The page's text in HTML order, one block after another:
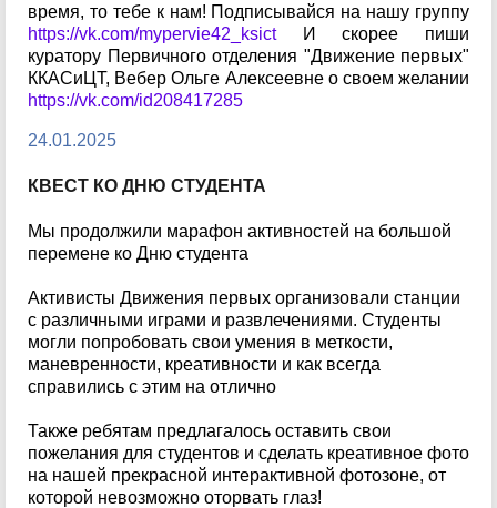
время, то тебе к нам! Подписывайся на нашу группу
https://vk.com/mypervie42_ksictИ скорее пиши
куратору Первичного отделения "Движение первых"
ККАСиЦТ, Вебер Ольге Алексеевне о своем желании
https://vk.com/id208417285
24.01.2025
КВЕСТ КО ДНЮ СТУДЕНТА
Мы продолжили марафон активностей на большой
перемене ко Дню студента
Активисты Движения первых организовали станции
с различными играми и развлечениями. Студенты
могли попробовать свои умения в меткости,
маневренности, креативности и как всегда
справились с этим на отлично
Также ребятам предлагалось оставить свои
пожелания для студентов и сделать креативное фото
на нашей прекрасной интерактивной фотозоне, от
которой невозможно оторвать глаз!